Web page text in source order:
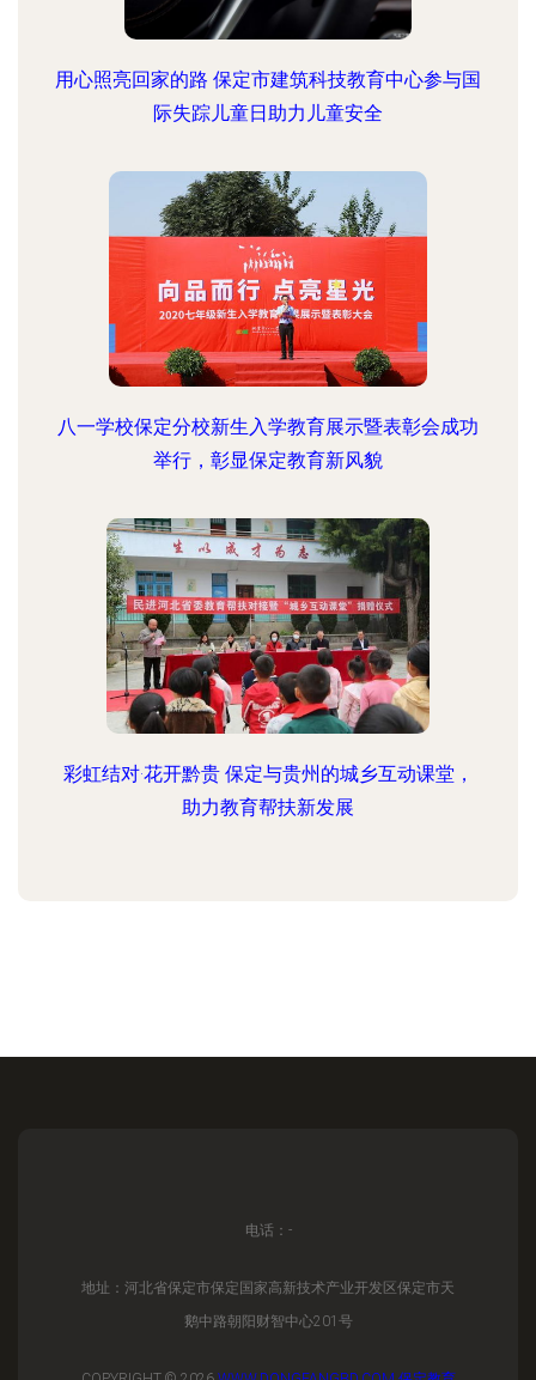
用心照亮回家的路 保定市建筑科技教育中心参与国
际失踪儿童日助力儿童安全
八一学校保定分校新生入学教育展示暨表彰会成功
举行，彰显保定教育新风貌
彩虹结对·花开黔贵 保定与贵州的城乡互动课堂，
助力教育帮扶新发展
电话：-
地址：河北省保定市保定国家高新技术产业开发区保定市天
鹅中路朝阳财智中心201号